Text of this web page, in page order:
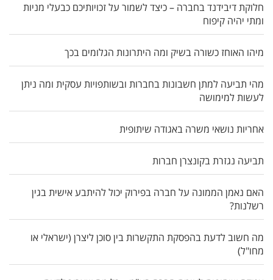
חלוקת דיבידנד בחברה – כיצד לשמור על זכויותיכם כבעלי מניות
ומתי יהיה קיפוח
מיהו האוחז כשורה בשיק ומה היתרונות הגלומים בכך
מהי תביעה למתן חשבונות בחברות ובשותפויות עסקית ומה ניתן
לעשות למימושה
אחריות נושאי משרה באגודה שיתופית
תביעה נגזרת בקונצרן חברות
האם נאמן הממונה על חברה בפירוק יכול להיתבע אישית בגין
רשלנות?
מה חשוב לדעת בהפסקת התקשרות בין סוכן ליצרן (ישראלי או
מחו"ל)